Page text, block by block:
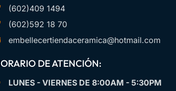
(602)409 1494
(602)592 18 70
embellecertiendaceramica@hotmail.com
DE ATENCIÓN:
LUNES - VIERNES DE 8:00AM - 5:30PM